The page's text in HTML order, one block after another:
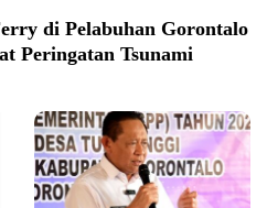
di Pelabuhan Gorontalo
Peringatan Tsunami